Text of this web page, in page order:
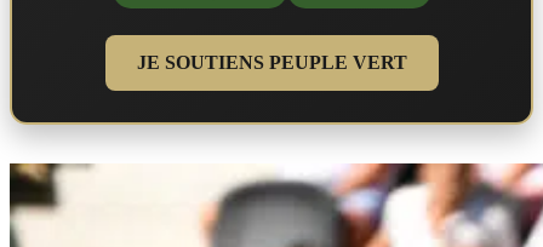
JE SOUTIENS PEUPLE VERT